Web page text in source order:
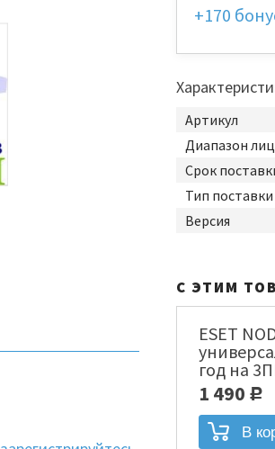
+170
Артикул
Диапазон
Срок
Тип поставки
Версия
С ЭТИМ
ESET
год на
месяцев
[NOD32-
1 490 Р